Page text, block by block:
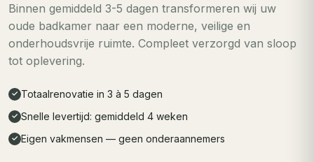
Binnen gemiddeld 3-5 dagen transformeren wij uw
oude badkamer naar een moderne, veilige en
onderhoudsvrije ruimte. Compleet verzorgd van sloop
tot oplevering.
✓ Totaalrenovatie in 3 à 5 dagen
✓ Snelle levertijd: gemiddeld 4 weken
✓ Eigen vakmensen — geen onderaannemers